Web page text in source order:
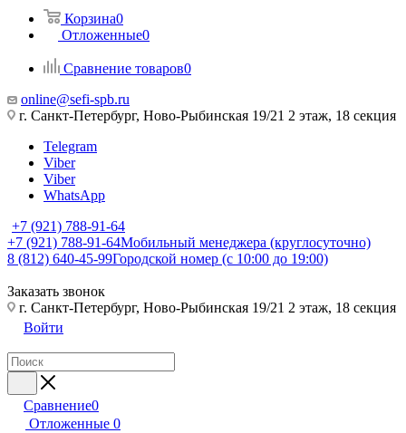
Корзина0
Отложенные0
Сравнение товаров0
online@sefi-spb.ru
г. Санкт-Петербург, Ново-Рыбинская 19/21 2 этаж, 18 секция
Telegram
Viber
Viber
WhatsApp
+7 (921) 788-91-64
+7 (921) 788-91-64Мобильный менеджера (круглосуточно)
8 (812) 640-45-99Городской номер (с 10:00 до 19:00)
Заказать звонок
г. Санкт-Петербург, Ново-Рыбинская 19/21 2 этаж, 18 секция
Войти
Сравнение0
Отложенные 0